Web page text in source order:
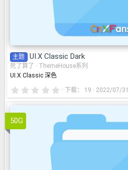
主题 UI.X Classic Dark
死了算了
ThemeHouse系列
UI.X Classic 深色
0
.
0
星
下载 19 2022/07/31
50G
[TH]Abyss